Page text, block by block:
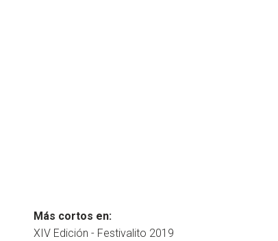
Más cortos en:
XIV Edición - Festivalito 2019